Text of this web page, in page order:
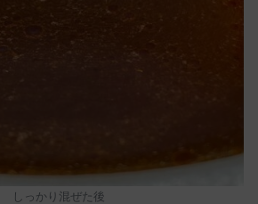
しっかり混ぜた後